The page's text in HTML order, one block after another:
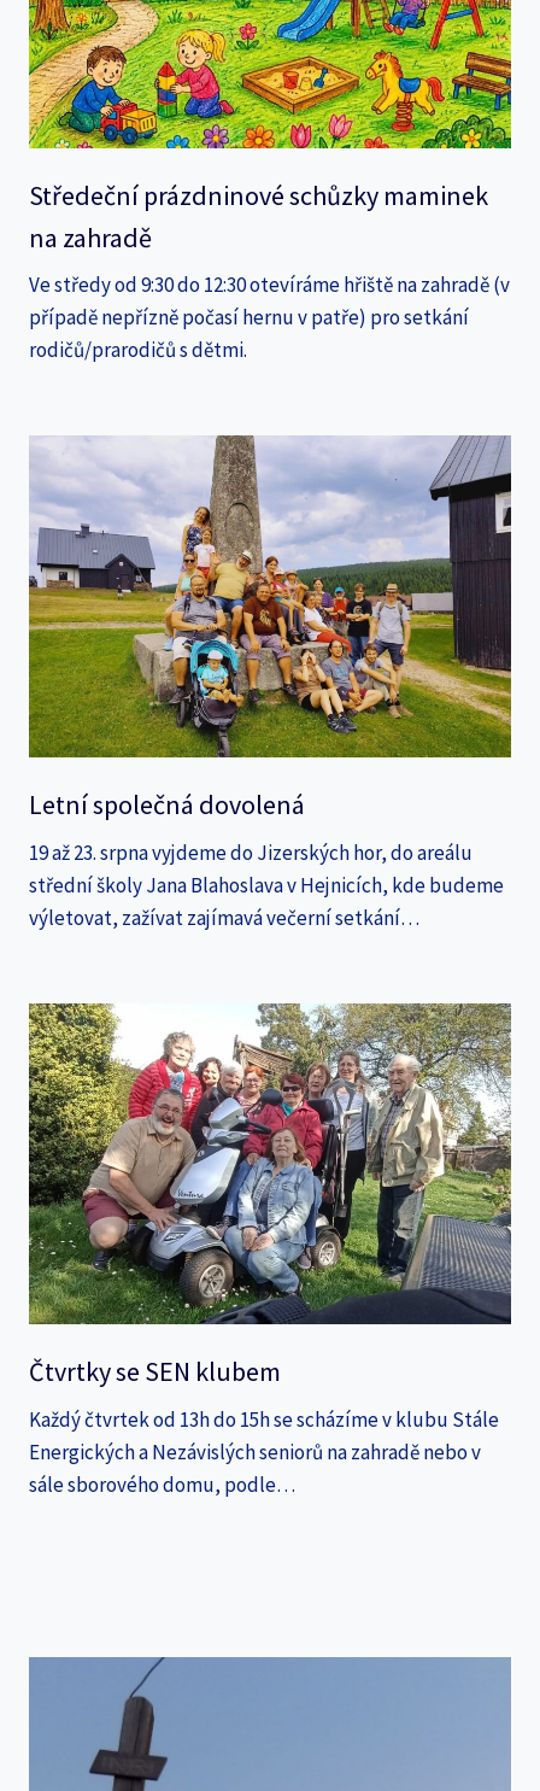
Středeční prázdninové schůzky maminek
na zahradě
Ve středy od 9:30 do 12:30 otevíráme hřiště na zahradě (v
případě nepřízně počasí hernu v patře) pro setkání
rodičů/prarodičů s dětmi.
Letní společná dovolená
19 až 23. srpna vyjdeme do Jizerských hor, do areálu
střední školy Jana Blahoslava v Hejnicích, kde budeme
výletovat, zažívat zajímavá večerní setkání…
Čtvrtky se SEN klubem
Každý čtvrtek od 13h do 15h se scházíme v klubu Stále
Energických a Nezávislých seniorů na zahradě nebo v
sále sborového domu, podle…